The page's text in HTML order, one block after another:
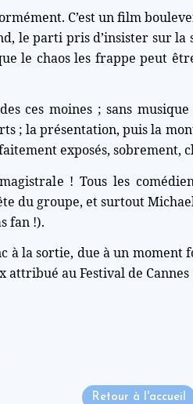
C’est un film
le parti pris d’insister sur
le chaos les frappe peut
ces moines ; sans
; la présentation, puis la
exposés, sobrement,
! Tous les
du groupe, et surtout
fan !).
à la sortie, due à un moment
au Festival de Cannes
Retour à l'accueil